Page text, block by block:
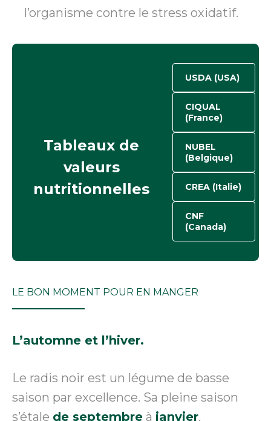
l’organisme contre le stress oxidatif.
Tableaux de
valeurs
nutritionnelles
USDA (USA)
CIQUAL
(France)
NUBEL
(Belgique)
CREA (Italie)
CNF
(Canada)
LE BON MOMENT POUR EN MANGER
L’automne et l’hiver.
Le radis noir est un légume de basse
saison par excellence. Sa pleine saison
s’étale de septembre à janvier.